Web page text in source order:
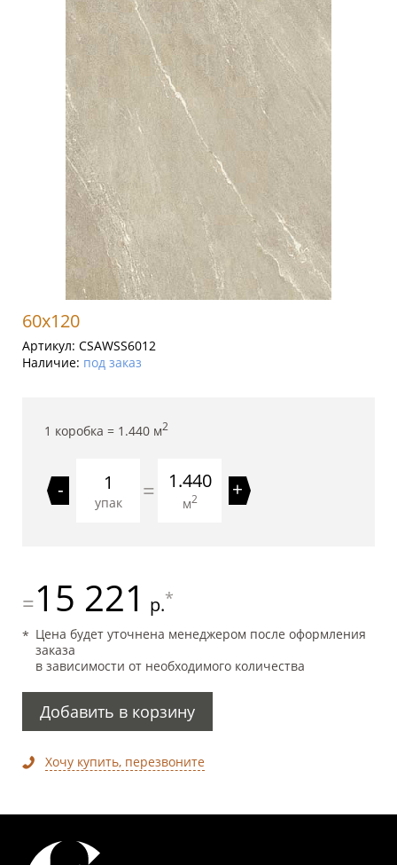
60x120
Артикул: CSAWSS6012
Наличие: под заказ
1 коробка = 1.440 м2
-
упак = 1.440
м2 +
=15 221 р.*
Цена будет уточнена менеджером после оформления
заказа
в зависимости от необходимого количества
Добавить в корзину
Хочу купить, перезвоните